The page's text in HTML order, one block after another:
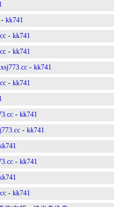
- kk741
- kk741
- kk741
- kk741
- kk741
- kk741
- kk741
- kk741
- kk741